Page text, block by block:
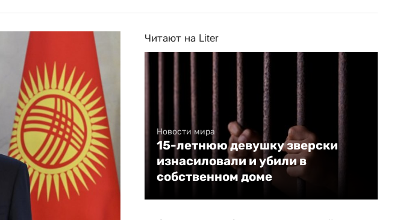
Читают на Liter
Новости мира
15-летнюю девушку зверски
изнасиловали и убили в
собственном доме